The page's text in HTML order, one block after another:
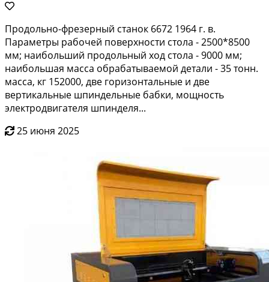
Продольно-фрезерный станок 6672 1964 г. в.
Параметры рабочей поверхности стола - 2500*8500
мм; наибольший продольный ход стола - 9000 мм;
наибольшая масса обрабатываемой детали - 35 тонн.
масса, кг 152000, две горизонтальные и две
вертикальные шпиндельные бабки, мощность
электродвигателя шпинделя...
25 июня 2025